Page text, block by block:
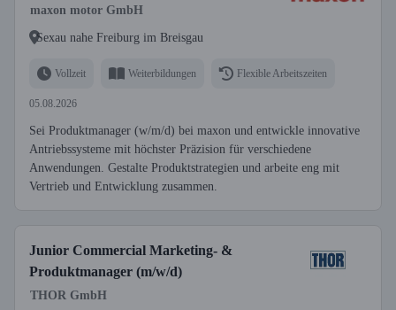
maxon motor GmbH
Sexau nahe Freiburg im Breisgau
Vollzeit Weiterbildungen Flexible Arbeitszeiten
05.08.2026
Sei Produktmanager (w/m/d) bei maxon und entwickle innovative
Antriebssysteme mit höchster Präzision für verschiedene
Anwendungen. Gestalte Produktstrategien und arbeite eng mit
Vertrieb und Entwicklung zusammen.
Junior Commercial Marketing- &
Produktmanager (m/w/d)
THOR GmbH